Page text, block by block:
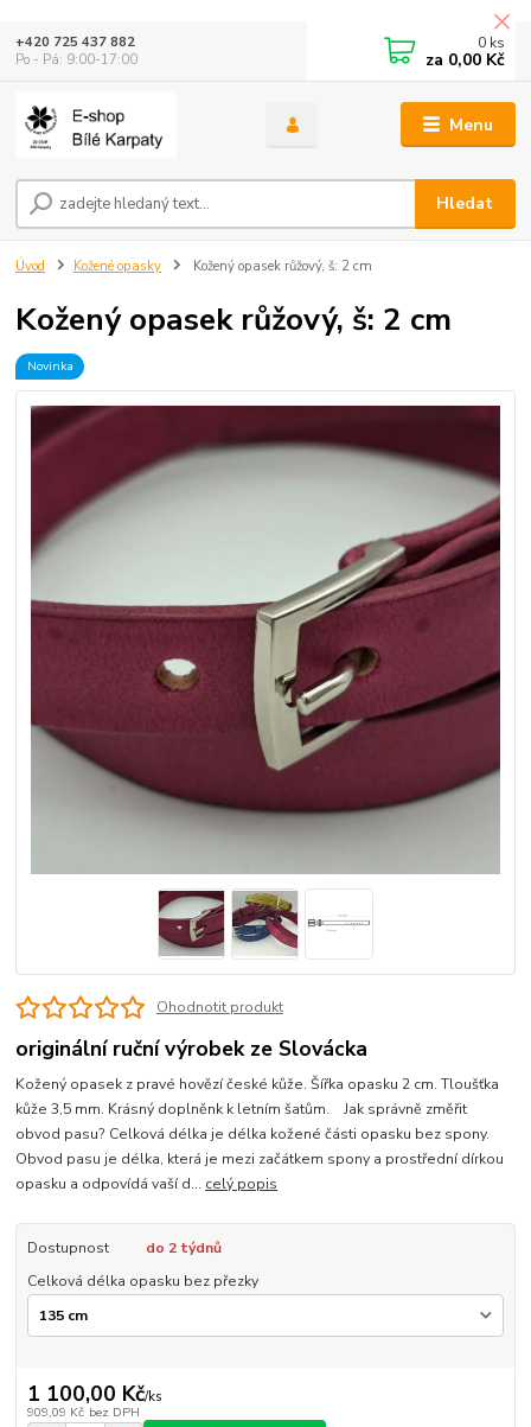
Menu
Hledat
+420 725 437 882
Po - Pá: 9:00-17:00
0 ks
za 0,00 Kč
Úvod Kožené opasky Kožený opasek růžový, š: 2 cm
Kožený opasek růžový, š: 2 cm
Novinka
Ohodnotit produkt
originální ruční výrobek ze Slovácka
Kožený opasek z pravé hovězí české kůže. Šířka opasku 2 cm. Tloušťka
kůže 3,5 mm. Krásný doplněnk k letním šatům. Jak správně změřit
obvod pasu? Celková délka je délka kožené části opasku bez spony.
Obvod pasu je délka, která je mezi začátkem spony a prostřední dírkou
opasku a odpovídá vaší d... celý popis
Dostupnost
do 2 týdnů
Celková délka opasku bez přezky
1 100,00 Kč/ks
909,09 Kč bez DPH